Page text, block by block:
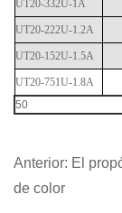
UT20-332U-1A
UT20-222U-1.2A
UT20-152U-1.5A
UT20-751U-1.8A
50
Anterior: El
de color